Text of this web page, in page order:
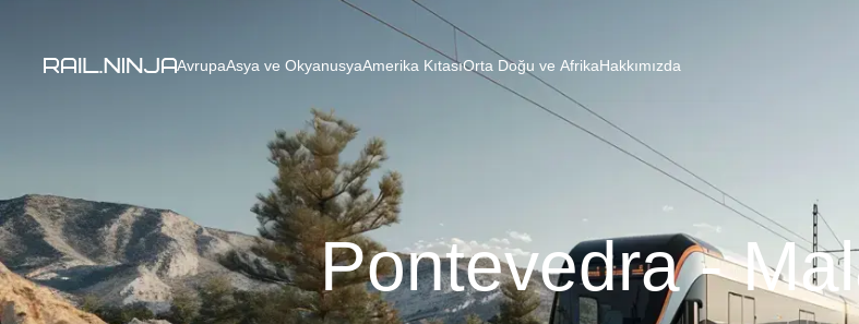
AvrupaAsya ve OkyanusyaAmerika KıtasıOrta Doğu ve AfrikaHakkımızda
Pontevedra -